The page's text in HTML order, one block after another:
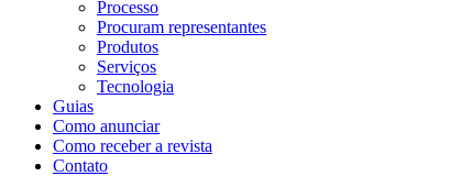
Processo
Procuram representantes
Produtos
Serviços
Tecnologia
Guias
Como anunciar
Como receber a revista
Contato